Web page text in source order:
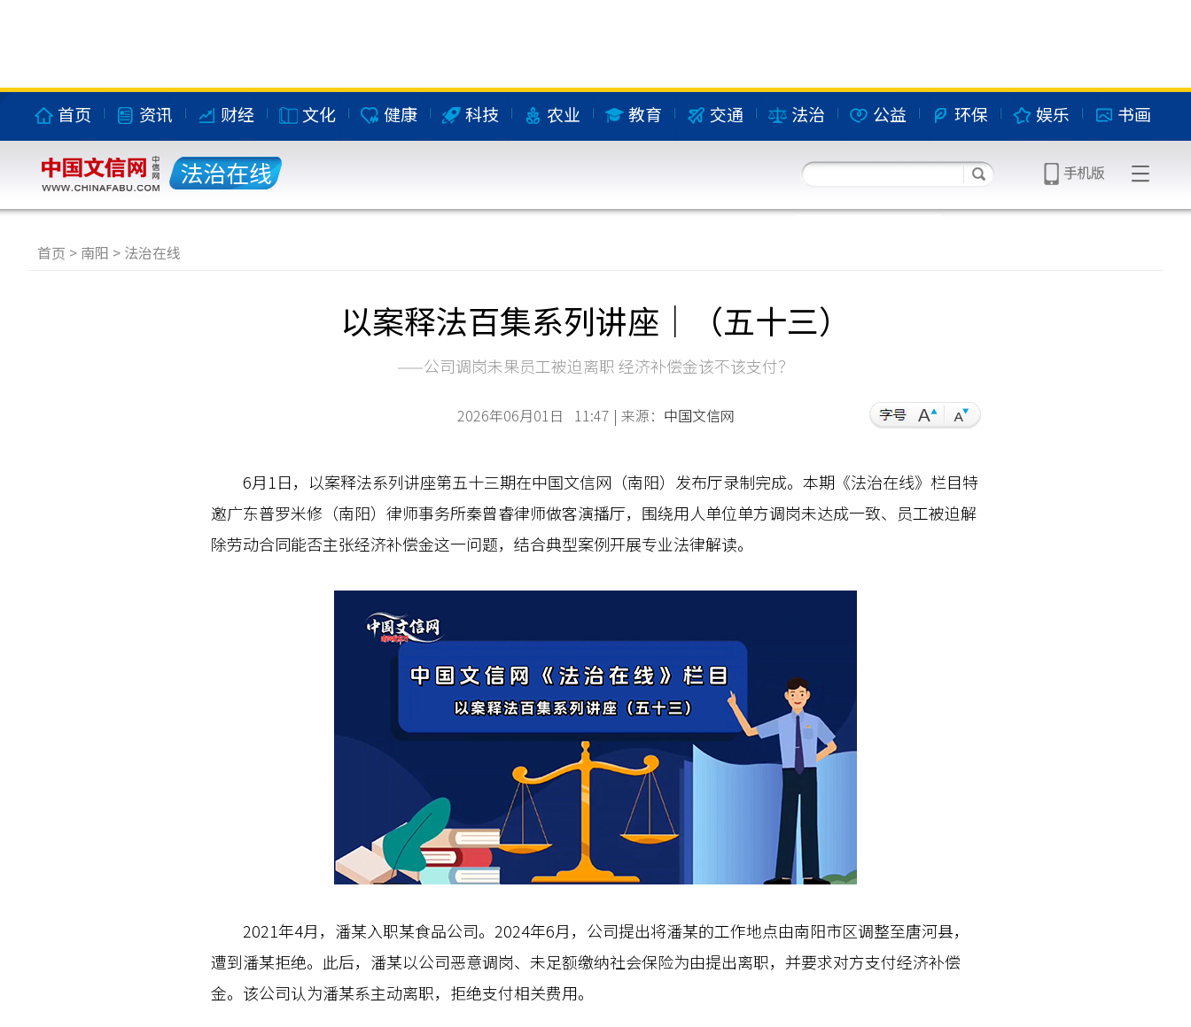
首页 资讯 财经 文化 健康 科技 农业 教育 交通 法治 公益 环保 娱乐 书画
法治在线
首页 > 南阳 > 法治在线
以案释法百集系列讲座｜（五十三）
——公司调岗未果员工被迫离职 经济补偿金该不该支付？
2026年06月01日 11:47 | 来源： 中国文信网
6月1日，以案释法系列讲座第五十三期在中国文信网（南阳）发布厅录制完成。本期《法治在线》栏目特
邀广东普罗米修（南阳）律师事务所秦曾睿律师做客演播厅，围绕用人单位单方调岗未达成一致、员工被迫解
除劳动合同能否主张经济补偿金这一问题，结合典型案例开展专业法律解读。
2021年4月，潘某入职某食品公司。2024年6月，公司提出将潘某的工作地点由南阳市区调整至唐河县，
遭到潘某拒绝。此后，潘某以公司恶意调岗、未足额缴纳社会保险为由提出离职，并要求对方支付经济补偿
金。该公司认为潘某系主动离职，拒绝支付相关费用。